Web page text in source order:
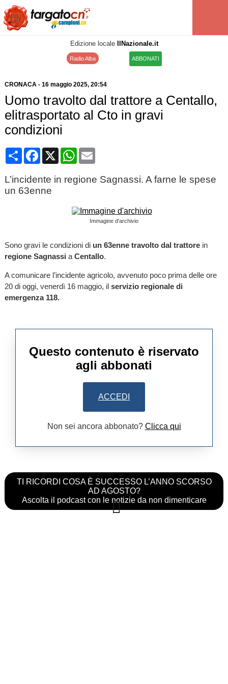
Edizione locale IlNazionale.it
Radio Alba ABBONATI
CRONACA- 16 maggio 2025, 20:54
Uomo travolto dal trattore a Centallo,
elitrasportato al Cto in gravi
condizioni
CondividiFacebook
X WhatsApp
Email
L’incidente in regione Sagnassi. A farne le spese
un 63enne
Immagine d'archivio
Sono gravi le condizioni di un 63enne travolto dal trattorein
regione Sagnassi a Centallo.
A comunicare l’incidente agricolo, avvenuto poco prima delle ore
20 di oggi, venerdì 16 maggio, il servizio regionale di
emergenza 118.
Questo contenuto è riservato
agli abbonati
ACCEDI
Non sei ancora abbonato? Clicca qui
TI RICORDI COSA È SUCCESSO L’ANNO SCORSO
AD AGOSTO?
Ascolta il podcast con le notizie da non dimenticare